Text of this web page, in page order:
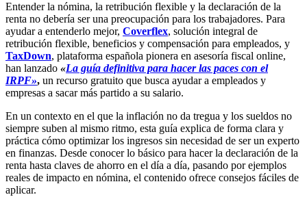
Entender la nómina, la retribución flexible y la declaración de la
renta no debería ser una preocupación para los trabajadores. Para
ayudar a entenderlo mejor, Coverflex, solución integral de
retribución flexible, beneficios y compensación para empleados, y
TaxDown, plataforma española pionera en asesoría fiscal online,
han lanzado «La guía definitiva para hacer las paces con el
IRPF», un recurso gratuito que busca ayudar a empleados y
empresas a sacar más partido a su salario.
En un contexto en el que la inflación no da tregua y los sueldos no
siempre suben al mismo ritmo, esta guía explica de forma clara y
práctica cómo optimizar los ingresos sin necesidad de ser un experto
en finanzas. Desde conocer lo básico para hacer la declaración de la
renta hasta claves de ahorro en el día a día, pasando por ejemplos
reales de impacto en nómina, el contenido ofrece consejos fáciles de
aplicar.